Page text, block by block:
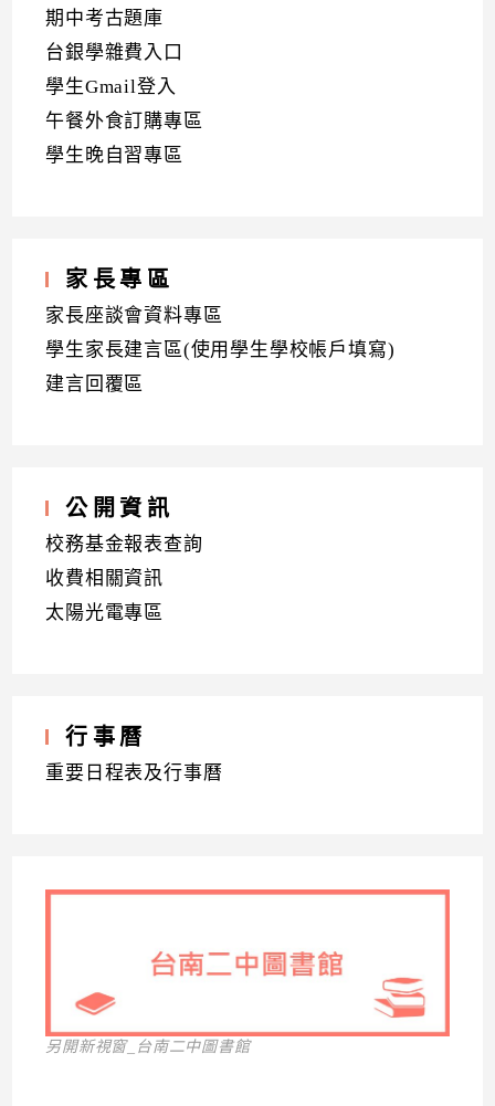
期中考古題庫
台銀學雜費入口
學生Gmail登入
午餐外食訂購專區
學生晚自習專區
家長專區
家長座談會資料專區
學生家長建言區(使用學生學校帳戶填寫)
建言回覆區
公開資訊
校務基金報表查詢
收費相關資訊
太陽光電專區
行事曆
重要日程表及行事曆
另開新視窗_台南二中圖書館